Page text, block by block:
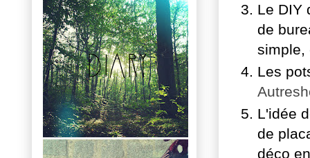
Le DIY
de
simple,
Les
L'idée
de
déco